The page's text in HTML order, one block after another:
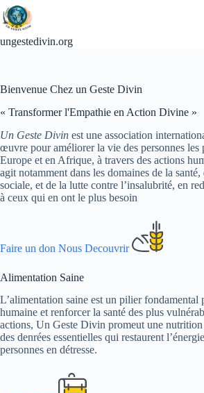
Passer
au
contenu
ungestedivin.org
Bienvenue Chez un Geste Divin
« Transformer l'Empathie en Action Divine »
Un Geste Divin est une association
œuvre pour améliorer la vie des personnes les
Europe et en Afrique, à travers des actions
agit notamment dans les domaines de la santé,
sociale, et de la lutte contre l’insalubrité, en
à ceux qui en ont le plus besoin
Faire un don Nous Decouvrir
Alimentation Saine
L’alimentation saine est un pilier fondamental
humaine et renforcer la santé des plus
actions, Un Geste Divin promeut une
des denrées essentielles qui restaurent
personnes en détresse.